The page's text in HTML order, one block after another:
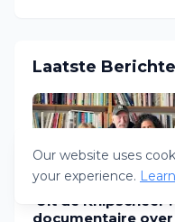
Laatste
'Uit de Knipscheer':
documentaire over
Our website uses
your experience.